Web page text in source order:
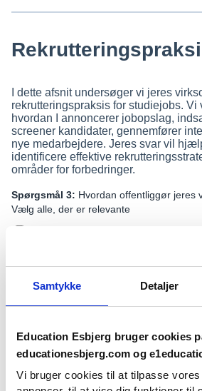
Samtykke Detaljer
Education Esbjerg bruger cookies
educationesbjerg.com og
Vi bruger cookies til at tilpasse vores